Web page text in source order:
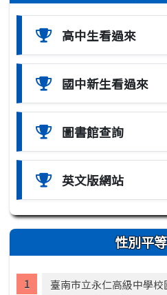
高中生看過來
國中新生看過來
圖書館查詢
英文版網站
性別平
臺南市立永仁高級中學